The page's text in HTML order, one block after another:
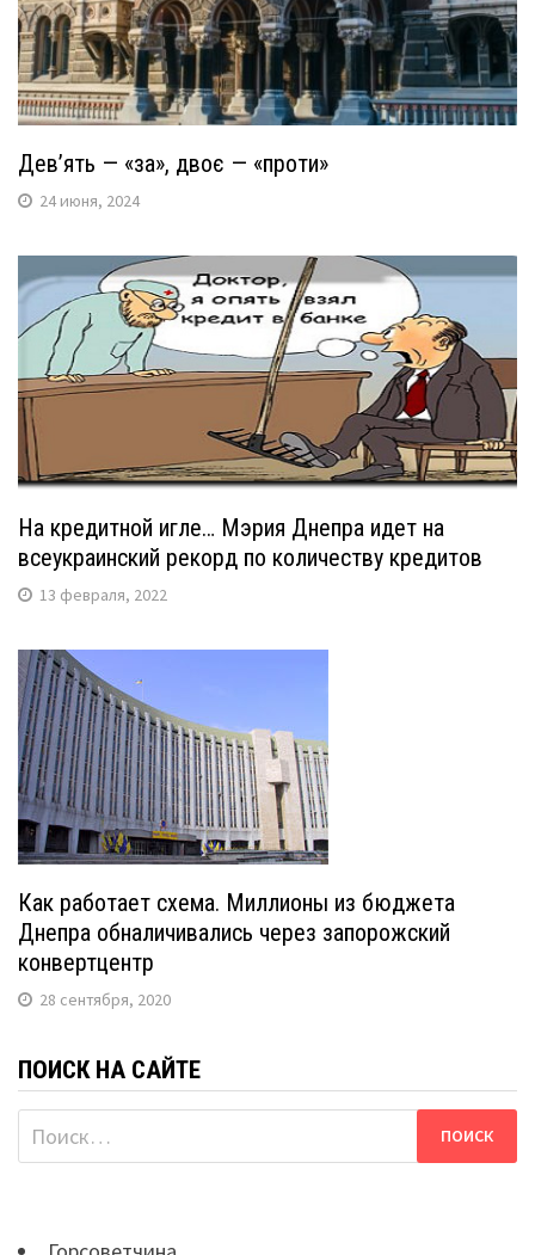
Дев’ять — «за», двоє — «проти»
24 июня, 2024
На кредитной игле… Мэрия Днепра идет на
всеукраинский рекорд по количеству кредитов
13 февраля, 2022
Как работает схема. Миллионы из бюджета
Днепра обналичивались через запорожский
конвертцентр
28 сентября, 2020
ПОИСК НА САЙТЕ
Найти: